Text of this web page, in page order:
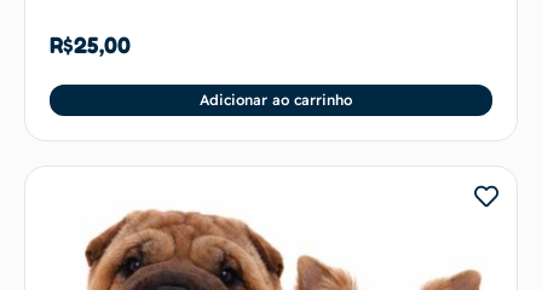
R$25,00
Adicionar ao carrinho